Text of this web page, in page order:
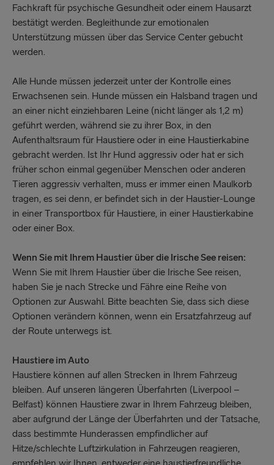
Fachkraft für psychische Gesundheit oder einem Hausarzt
bestätigt werden. Begleithunde zur emotionalen
Unterstützung müssen über das Service Center gebucht
werden.
Alle Hunde müssen jederzeit unter der Kontrolle eines
Erwachsenen sein. Hunde müssen ein Halsband tragen und
an einer nicht einziehbaren Leine (nicht länger als 1,2 m)
geführt werden, während sie zu ihrer Box, in den
Aufenthaltsraum für Haustiere oder in eine Haustierkabine
gebracht werden. Ist Ihr Hund aggressiv oder hat er sich
früher schon einmal gegenüber Menschen oder anderen
Tieren aggressiv verhalten, muss er immer einen Maulkorb
tragen, es sei denn, er befindet sich in der Haustier-Lounge
in einer Transportbox für Haustiere, in einer Haustierkabine
oder einer Box.
Wenn Sie mit Ihrem Haustier über die Irische See reisen:
Wenn Sie mit Ihrem Haustier über die Irische See reisen,
haben Sie je nach Strecke und Fähre eine Reihe von
Optionen zur Auswahl. Bitte beachten Sie, dass sich diese
Optionen verändern können, wenn ein Ersatzfahrzeug auf
der Route unterwegs ist.
Haustiere im Auto
Haustiere können auf allen Strecken in Ihrem Fahrzeug
bleiben. Auf unseren längeren Überfahrten (Liverpool –
Belfast) können Haustiere zwar in Ihrem Fahrzeug bleiben,
aber aufgrund der Länge der Überfahrten und der Tatsache,
dass bestimmte Hunderassen empfindlicher auf
Hitze/schlechte Luftzirkulation in Fahrzeugen reagieren,